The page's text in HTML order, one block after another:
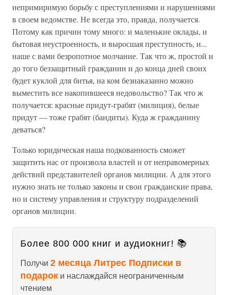
непримиримую борьбу с преступлениями и нарушениями
в своем ведомстве. Не всегда это, правда, получается.
Потому как причин тому много: и маленькие оклады, и
бытовая неустроенность, и выросшая преступность, и...
наше с вами безропотное молчание. Так что ж, простой и
до того беззащитный гражданин и до конца дней своих
будет куклой для битья, на ком безнаказанно можно
выместить все накопившееся недовольство? Так что ж
получается: красные придут-грабят (милиция), белые
придут — тоже грабят (бандиты). Куда ж гражданину
деваться?
Только юридическая наша подкованность сможет
защитить нас от произвола властей и от неправомерных
действий представителей органов милиции. А для этого
нужно знать не только законы и свои гражданские права,
но и систему управления и структуру подразделений
органов милиции.
Более 800 000 книг и аудиокниг! 📚
Получи 2 месяца Литрес Подписки в
подарок и наслаждайся неограниченным
чтением